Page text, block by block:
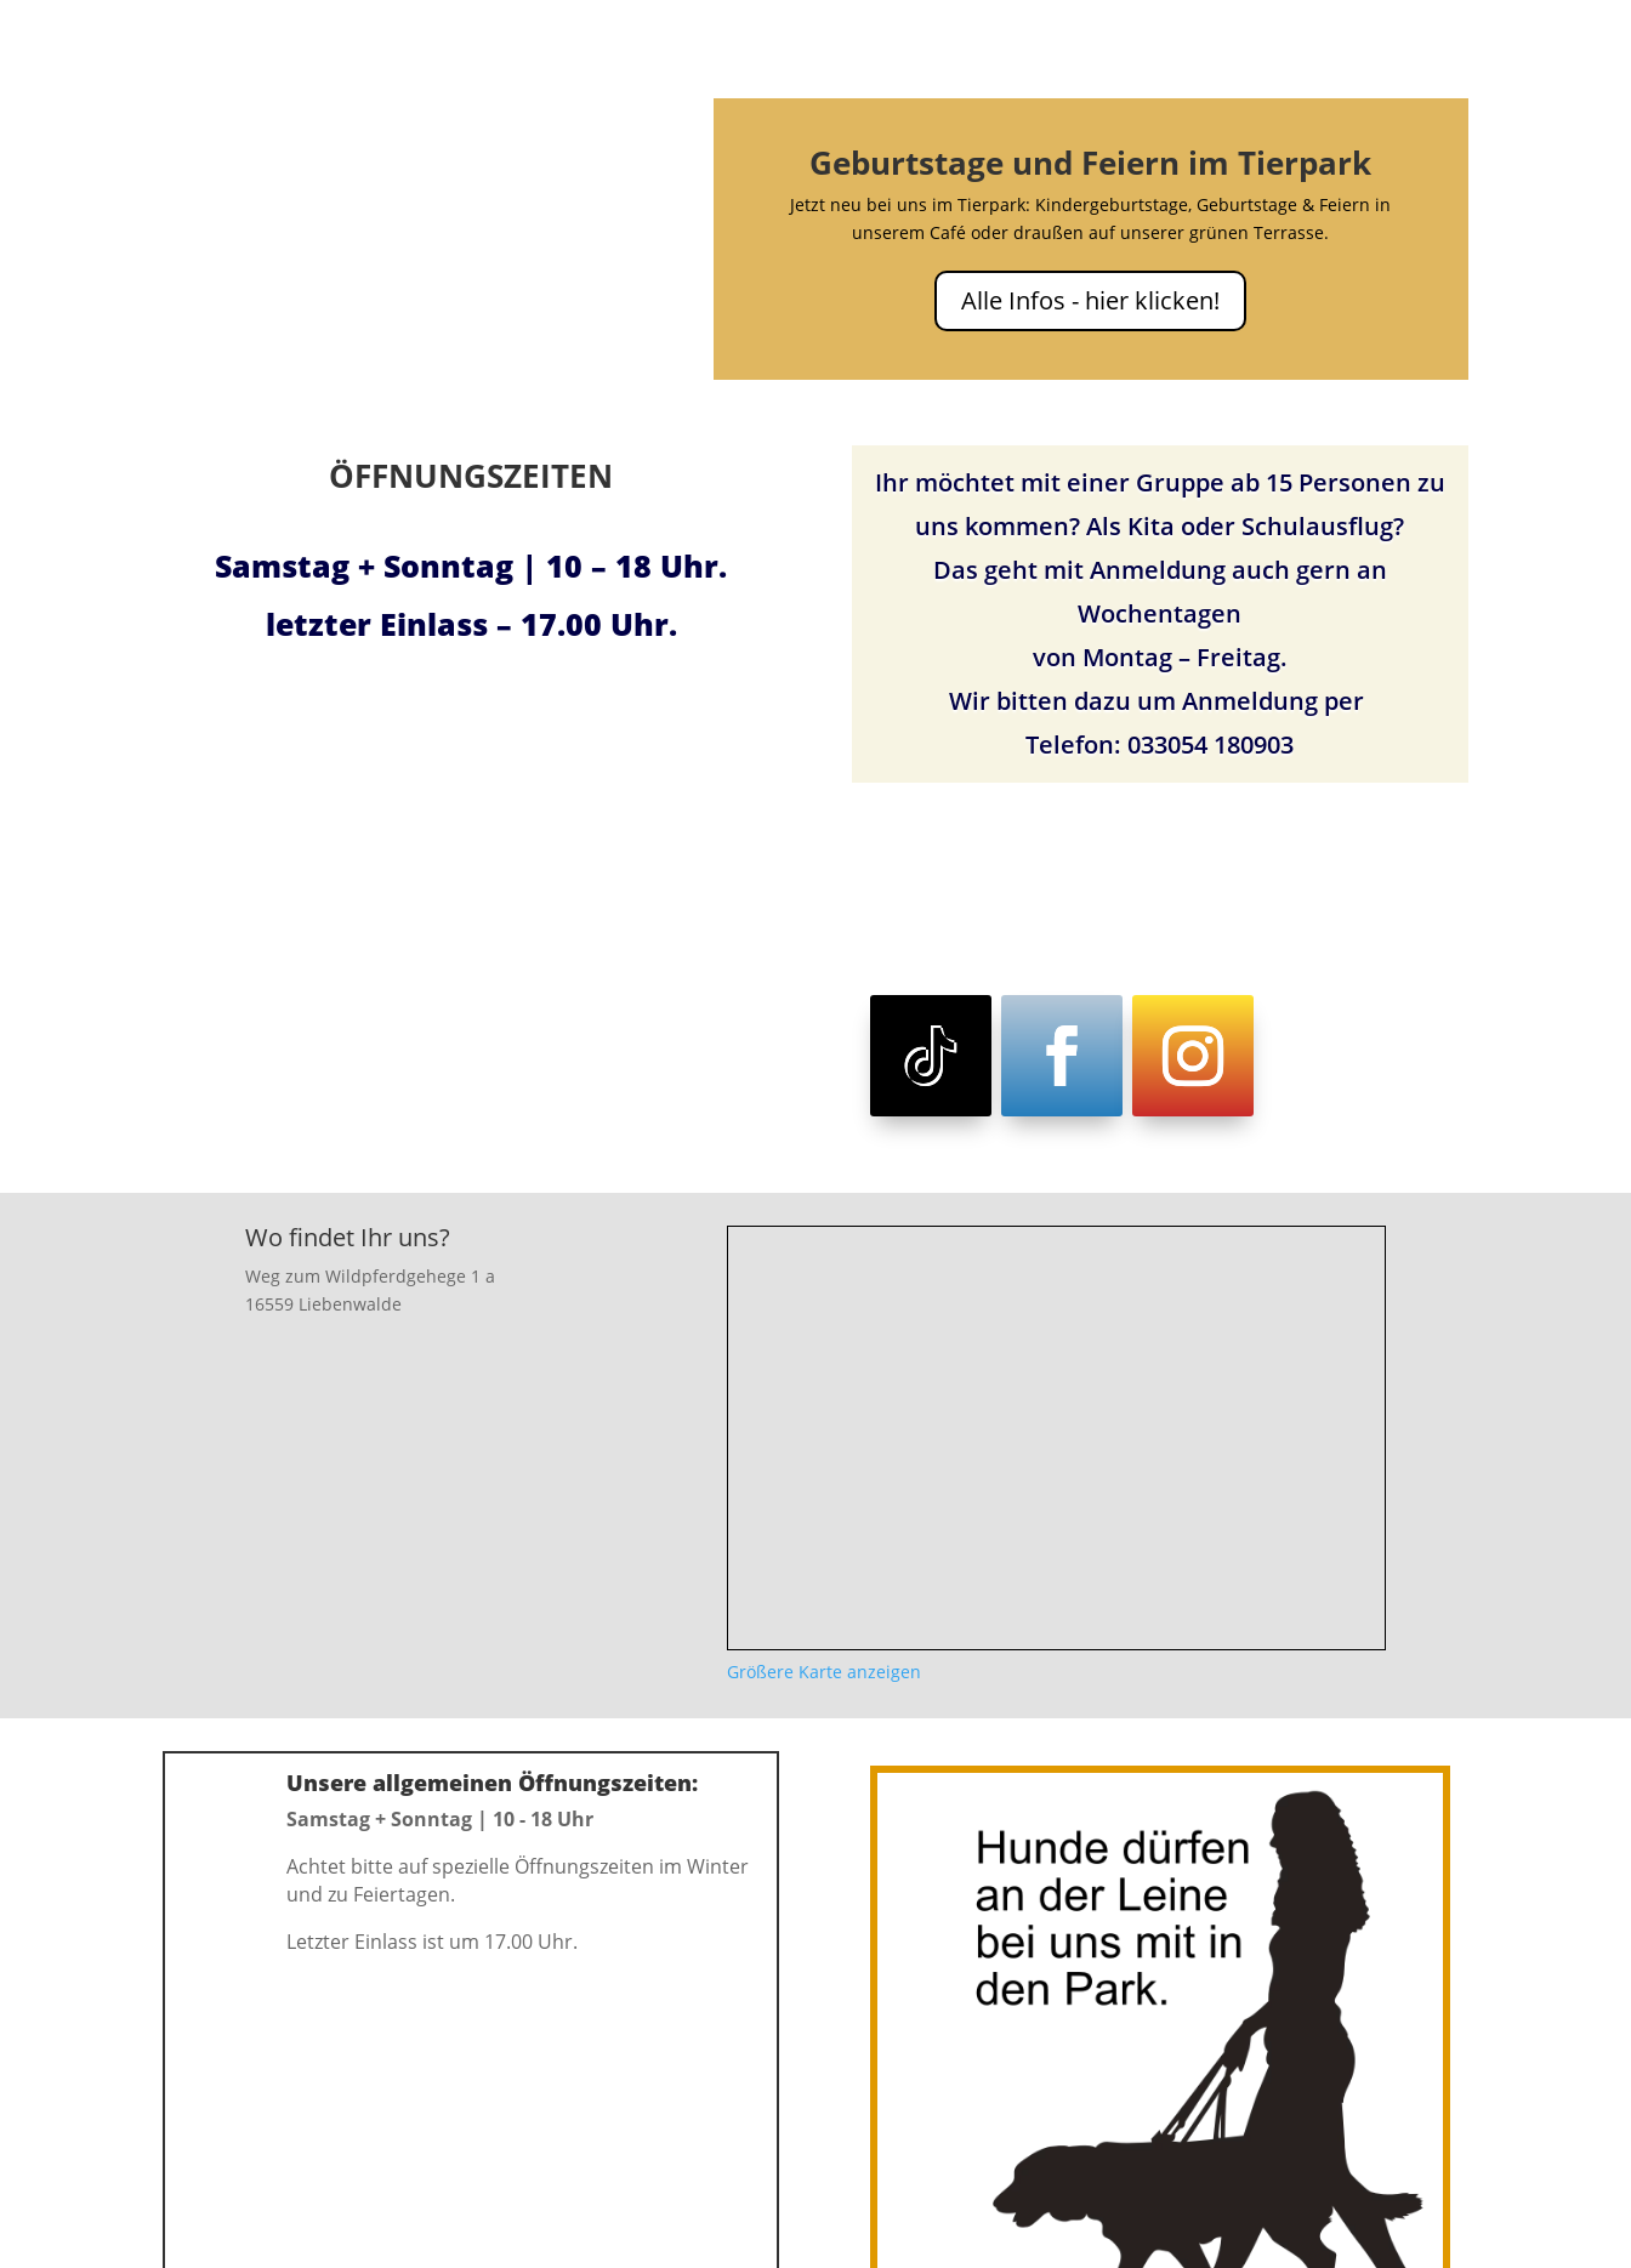
Geburtstage und Feiern im Tierpark
Jetzt neu bei uns im Tierpark: Kindergeburtstage, Geburtstage & Feiern in
unserem Café oder draußen auf unserer grünen Terrasse.
Alle Infos - hier klicken!
ÖFFNUNGSZEITEN
Samstag + Sonntag | 10 – 18 Uhr.
letzter Einlass – 17.00 Uhr.
Ihr möchtet mit einer Gruppe ab 15 Personen zu
uns kommen? Als Kita oder Schulausflug?
Das geht mit Anmeldung auch gern an
Wochentagen
von Montag – Freitag.
Wir bitten dazu um Anmeldung per​​ ​
Telefon: 033054 180903
Wo findet Ihr uns?
Weg zum Wildpferdgehege 1 a
16559 Liebenwalde
Größere Karte anzeigen
Unsere allgemeinen Öffnungszeiten:
Samstag + Sonntag | 10 - 18 Uhr
Achtet bitte auf spezielle Öffnungszeiten im Winter
und zu Feiertagen.
Letzter Einlass ist um 17.00 Uhr.